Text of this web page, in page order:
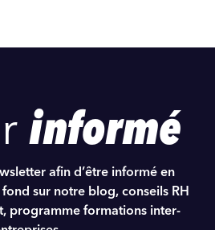
informé
afin d’être informé en
sur notre blog, conseils RH
programme formations inter-